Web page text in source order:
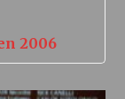
2006